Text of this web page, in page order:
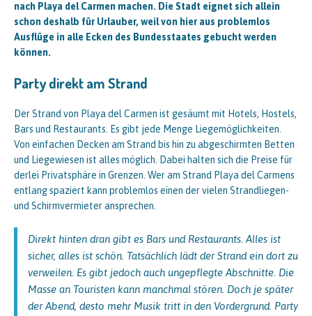
nach Playa del Carmen machen. Die Stadt eignet sich allein
schon deshalb für Urlauber, weil von hier aus problemlos
Ausflüge in alle Ecken des Bundesstaates gebucht werden
können.
Party direkt am Strand
Der Strand von Playa del Carmen ist gesäumt mit Hotels, Hostels,
Bars und Restaurants. Es gibt jede Menge Liegemöglichkeiten.
Von einfachen Decken am Strand bis hin zu abgeschirmten Betten
und Liegewiesen ist alles möglich. Dabei halten sich die Preise für
derlei Privatsphäre in Grenzen. Wer am Strand Playa del Carmens
entlang spaziert kann problemlos einen der vielen Strandliegen-
und Schirmvermieter ansprechen.
Direkt hinten dran gibt es Bars und Restaurants. Alles ist
sicher, alles ist schön. Tatsächlich lädt der Strand ein dort zu
verweilen. Es gibt jedoch auch ungepflegte Abschnitte. Die
Masse an Touristen kann manchmal stören. Doch je später
der Abend, desto mehr Musik tritt in den Vordergrund. Party